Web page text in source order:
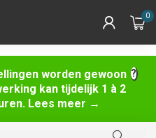
worden gewoon
kan tijdelijk 1 à 2
Lees meer →
0